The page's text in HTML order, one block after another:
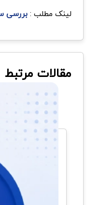
لینک مطلب :بررسی
مقالات مرتبط